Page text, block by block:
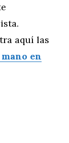
aquí las
en